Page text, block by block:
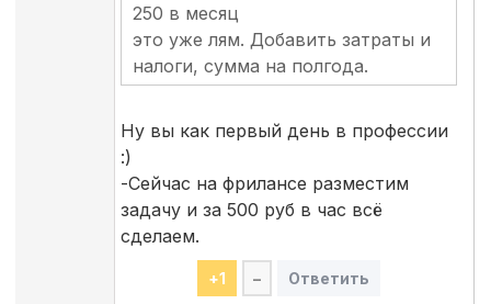
250 в месяц
это уже лям. Добавить затраты и
налоги, сумма на полгода.
Ну вы как первый день в профессии
:)
-Сейчас на фрилансе разместим
задачу и за 500 руб в час всё
сделаем.
+1 – Ответить